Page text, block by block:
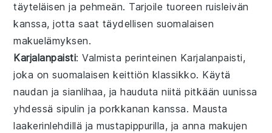
täyteläisen ja pehmeän. Tarjoile tuoreen ruisleivän
kanssa, jotta saat täydellisen suomalaisen
makuelämyksen.
Karjalanpaisti: Valmista perinteinen Karjalanpaisti,
joka on suomalaisen keittiön klassikko. Käytä
naudan jasianlihaa, ja hauduta niitä pitkäänuunissa
yhdessäsipulin ja porkkanan kanssa. Mausta
laakerinlehdillä jamustapippurilla, ja anna makujen